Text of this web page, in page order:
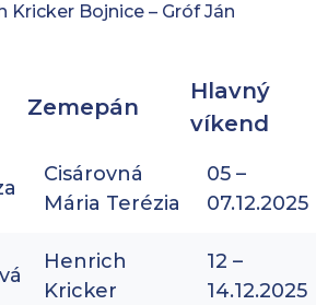
Kricker Bojnice – Gróf Ján
Zemepán
Hlavný
víkend
Cisárovná
Mária Terézia
05 –
07.12.2025
Henrich
Kricker
12 –
14.12.2025